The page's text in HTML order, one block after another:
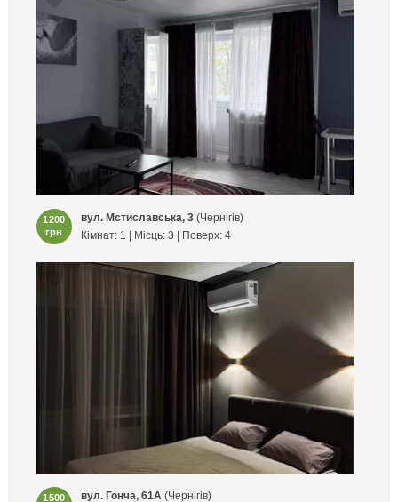
1200
грн
вул. Мстиславська, 3(Чернігів)
Кімнат: 1 | Місць: 3 | Поверх: 4
1500 вул. Гонча, 61А(Чернігів)